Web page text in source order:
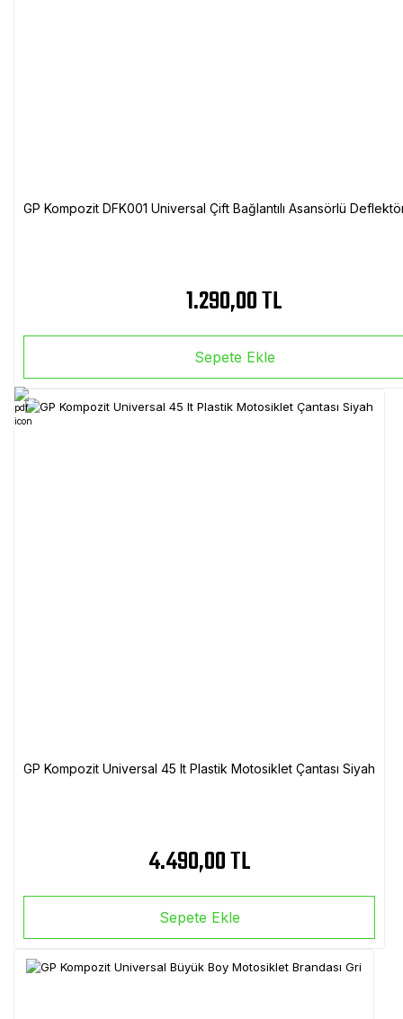
GP Kompozit DFK001 Universal Çift Bağlantılı Asansörlü
1.290,00 TL
Sepete Ekle
GP Kompozit Universal 45 lt Plastik Motosiklet Çantası Siyah
4.490,00 TL
Sepete Ekle